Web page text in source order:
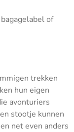
of
trekken
hun eigen
avonturiers
stootje kunnen
net even anders